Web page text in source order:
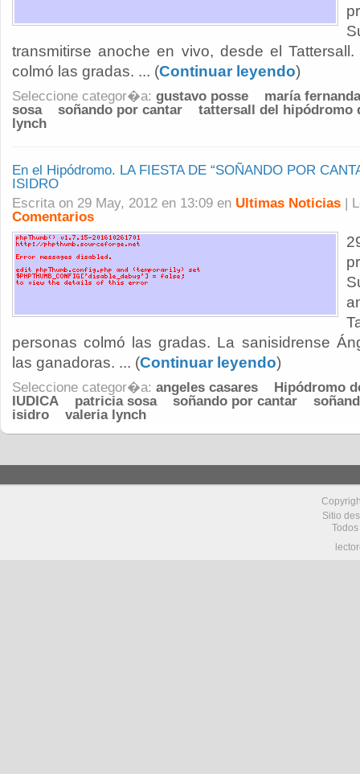
transmitirse anoche en vivo, desde el
colmó las gradas. ... (Continuar leyendo)
Seleccione categor�a: gustavo posse
maría
sosa
soñando por cantar
tattersall del hipódromo
lynch
En el Hipódromo. LA FIESTA DE “SOÑANDO POR
ISIDRO
Escrita on 29 May, 2012 en 13:09 en Ultimas Noticias |
Comentarios
personas colmó las gradas. La sanisidrense
las ganadoras. ... (Continuar leyendo)
Seleccione categor�a: angeles casares
Hipódromo
IUDICA
patricia sosa soñando por cantar
isidro
valeria lynch
Sitio